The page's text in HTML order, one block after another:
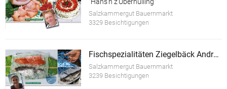
Salzkammergut Bauernmarkt
3329 Besichtigungen
Fischspezialitäten Ziegelbäck Andreas
Salzkammergut Bauernmarkt
3239 Besichtigungen